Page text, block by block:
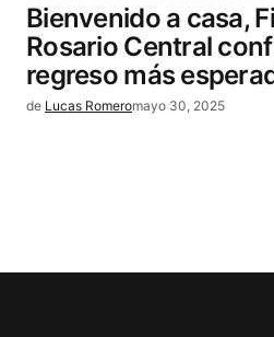
Bienvenido a casa,
Rosario Central
regreso más
de Lucas Romeromayo 30, 2025